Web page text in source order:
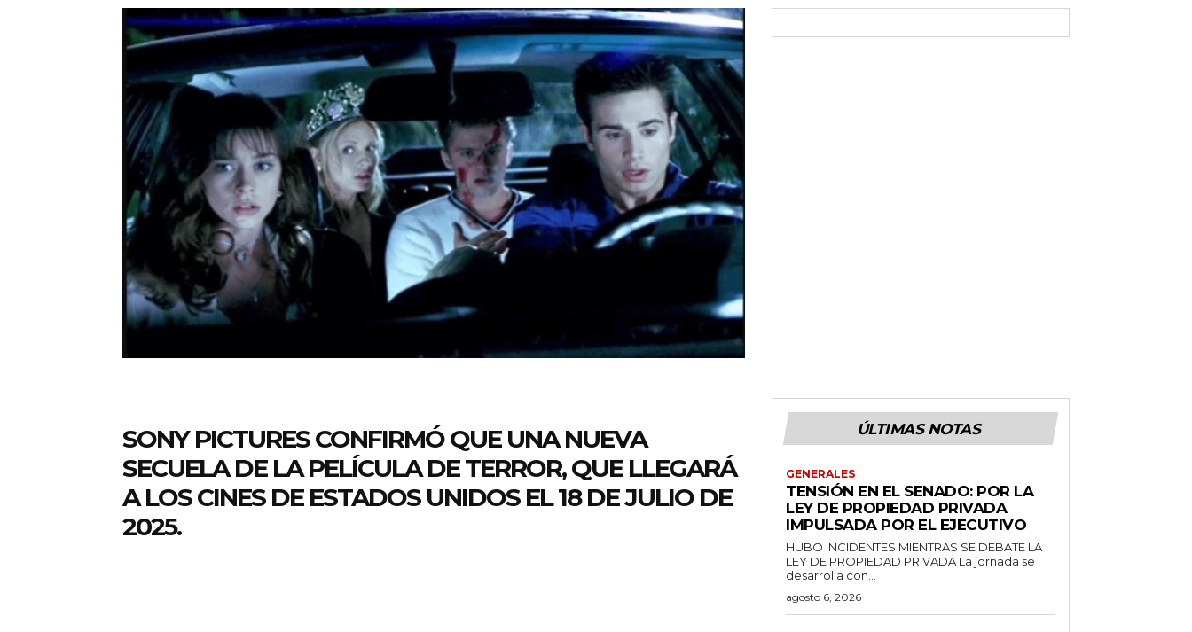
SONY PICTURES CONFIRMÓ QUE UNA NUEVA
SECUELA DE LA PELÍCULA DE TERROR, QUE LLEGARÁ
A LOS CINES DE ESTADOS UNIDOS EL 18 DE JULIO DE
2025.
ÚLTIMAS NOTAS
GENERALES
TENSIÓN EN EL SENADO: POR LA
LEY DE PROPIEDAD PRIVADA
IMPULSADA POR EL EJECUTIVO
HUBO INCIDENTES MIENTRAS SE DEBATE LA
LEY DE PROPIEDAD PRIVADA La jornada se
desarrolla con...
agosto 6, 2026